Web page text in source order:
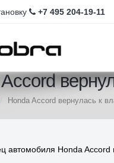
+7 495 204-19-11
Honda Accord вернулась к
автомобиля Honda Accord